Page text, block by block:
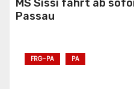
MS Sissi fährt ab
Passau
FRG-PA PA